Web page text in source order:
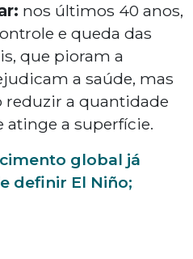
nos últimos 40 anos,
e queda das
que pioram a
a saúde, mas
reduzir a quantidade
atinge a superfície.
global já
definir El Niño;